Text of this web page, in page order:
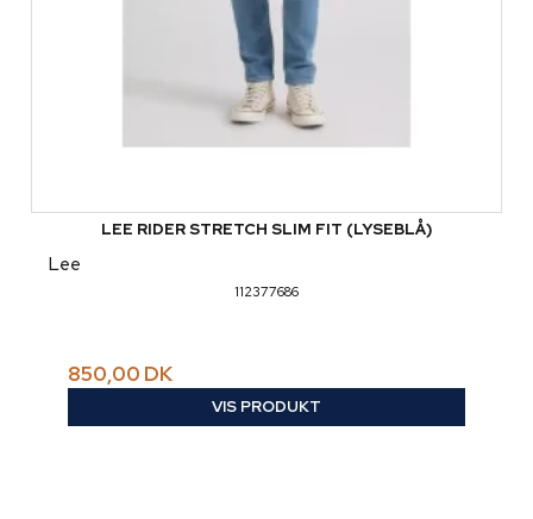
LEE RIDER STRETCH SLIM FIT (LYSEBLÅ)
Lee
112377686
850,00 DK
VIS PRODUKT